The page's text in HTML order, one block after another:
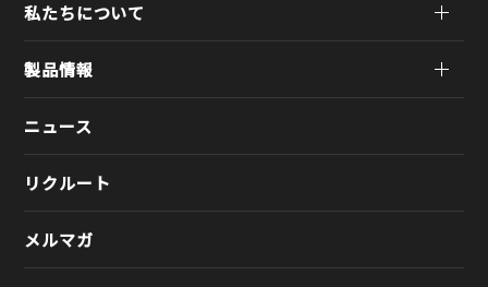
私たちについて
製品情報
ニュース
リクルート
メルマガ